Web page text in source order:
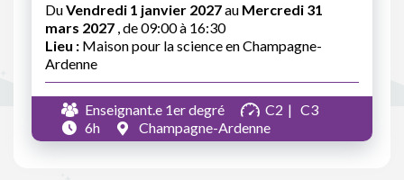
DuVendredi 1 janvier 2027au Mercredi 31
mars 2027 , de 09:00 à 16:30
Lieu : Maison pour la science en Champagne-
Ardenne
Enseignant.e 1er degré C2
C3
6h
Champagne-Ardenne